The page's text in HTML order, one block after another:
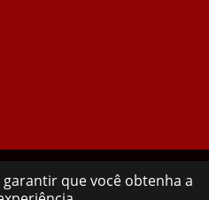
que você obtenha a